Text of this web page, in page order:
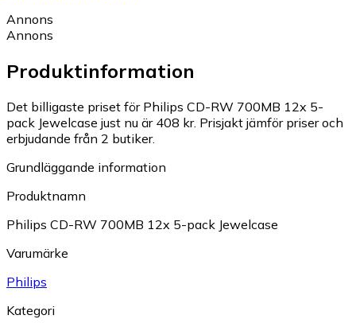
Annons
Annons
Produktinformation
Det billigaste priset för Philips CD-RW 700MB 12x 5-
pack Jewelcase just nu är 408 kr. Prisjakt jämför priser och
erbjudande från 2 butiker.
Grundläggande information
Produktnamn
Philips CD-RW 700MB 12x 5-pack Jewelcase
Varumärke
Philips
Kategori